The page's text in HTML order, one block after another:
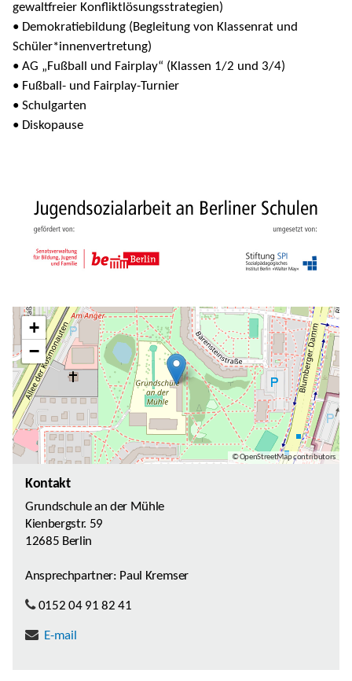
gewaltfreier Konfliktlösungsstrategien)
• Demokratiebildung (Begleitung von Klassenrat und
Schüler*innenvertretung)
• AG „Fußball und Fairplay“ (Klassen 1/2 und 3/4)
• Fußball- und Fairplay-Turnier
• Schulgarten
• Diskopause
+
−
© OpenStreetMap contributors
Kontakt
Grundschule an der Mühle
Kienbergstr. 59
12685 Berlin
Ansprechpartner: Paul Kremser
0152 04 91 82 41
E-mail